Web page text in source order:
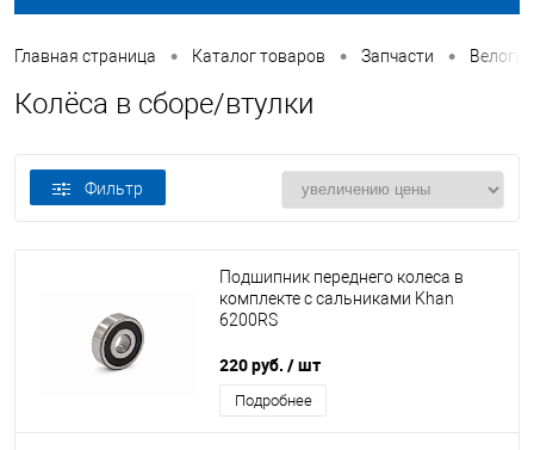
Главная страница • Каталог товаров • Запчасти •
Колёса в сборе/втулки
Фильтр
Подшипник переднего колеса в
комплекте с сальниками Khan
6200RS
220 руб. / шт
Подробнее